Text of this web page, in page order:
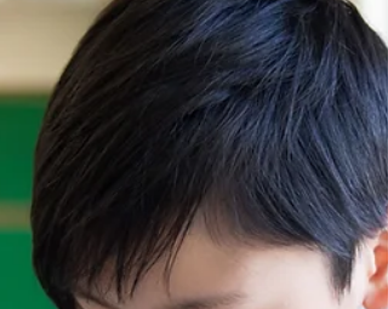
（バロパプタン）は有効性を
明できなかった
自閉症スペクトラムの中心的症状である、相互の
応答性やコミュニケーションの障害に対する薬剤
は、現在までのところ認可されていません。 以
の試験では、社会性の部分において有効性がある
という結果だったバロバプタン（バゾプレシン
受容体阻害薬）の有効性を調べた臨床試験の結果
をご紹...